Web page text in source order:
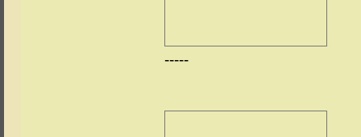
-----